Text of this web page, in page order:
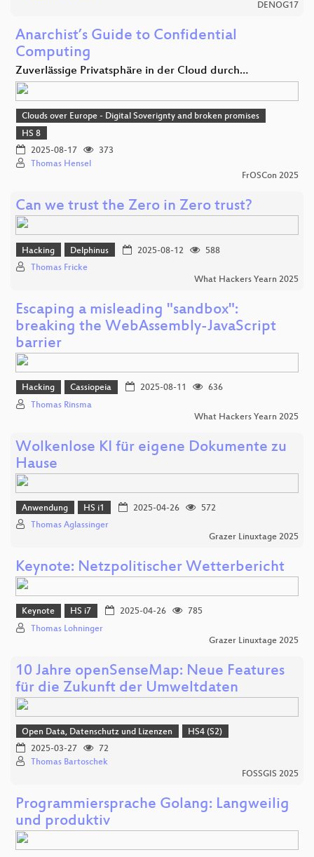
DENOG17
Anarchist’s Guide to Confidential
Computing
Zuverlässige Privatsphäre in der Cloud durch…
Clouds over Europe - Digital Soverignty and broken promises
HS 8
2025-08-17
373
Thomas Hensel
FrOSCon 2025
Can we trust the Zero in Zero trust?
Hacking Delphinus 2025-08-12
588
Thomas Fricke
What Hackers Yearn 2025
Escaping a misleading "sandbox":
breaking the WebAssembly-JavaScript
barrier
Hacking Cassiopeia 2025-08-11
636
Thomas Rinsma
What Hackers Yearn 2025
Wolkenlose KI für eigene Dokumente zu
Hause
Anwendung HS i1 2025-04-26
572
Thomas Aglassinger
Grazer Linuxtage 2025
Keynote: Netzpolitischer Wetterbericht
Keynote HS i7 2025-04-26
785
Thomas Lohninger
Grazer Linuxtage 2025
10 Jahre openSenseMap: Neue Features
für die Zukunft der Umweltdaten
Open Data, Datenschutz und Lizenzen
HS4 (S2)
2025-03-27
72
Thomas Bartoschek
FOSSGIS 2025
Programmiersprache Golang: Langweilig
und produktiv